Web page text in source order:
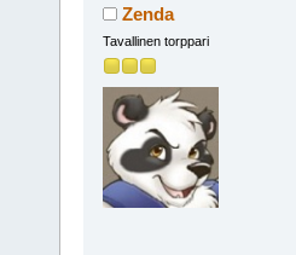
Zenda
Tavallinen torppari